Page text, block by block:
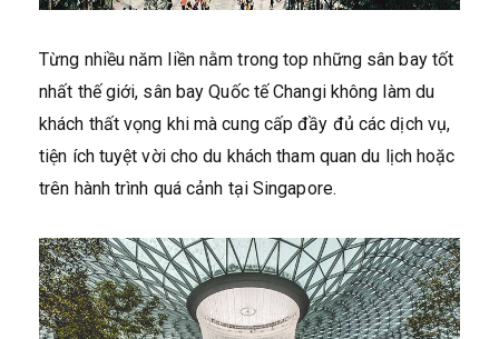
Từng nhiều năm liền nằm trong top những sân bay tốt
nhất thế giới, sân bay Quốc tế Changi không làm du
khách thất vọng khi mà cung cấp đầy đủ các dịch vụ,
tiện ích tuyệt vời cho du khách tham quan du lịch hoặc
trên hành trình quá cảnh tại Singapore.